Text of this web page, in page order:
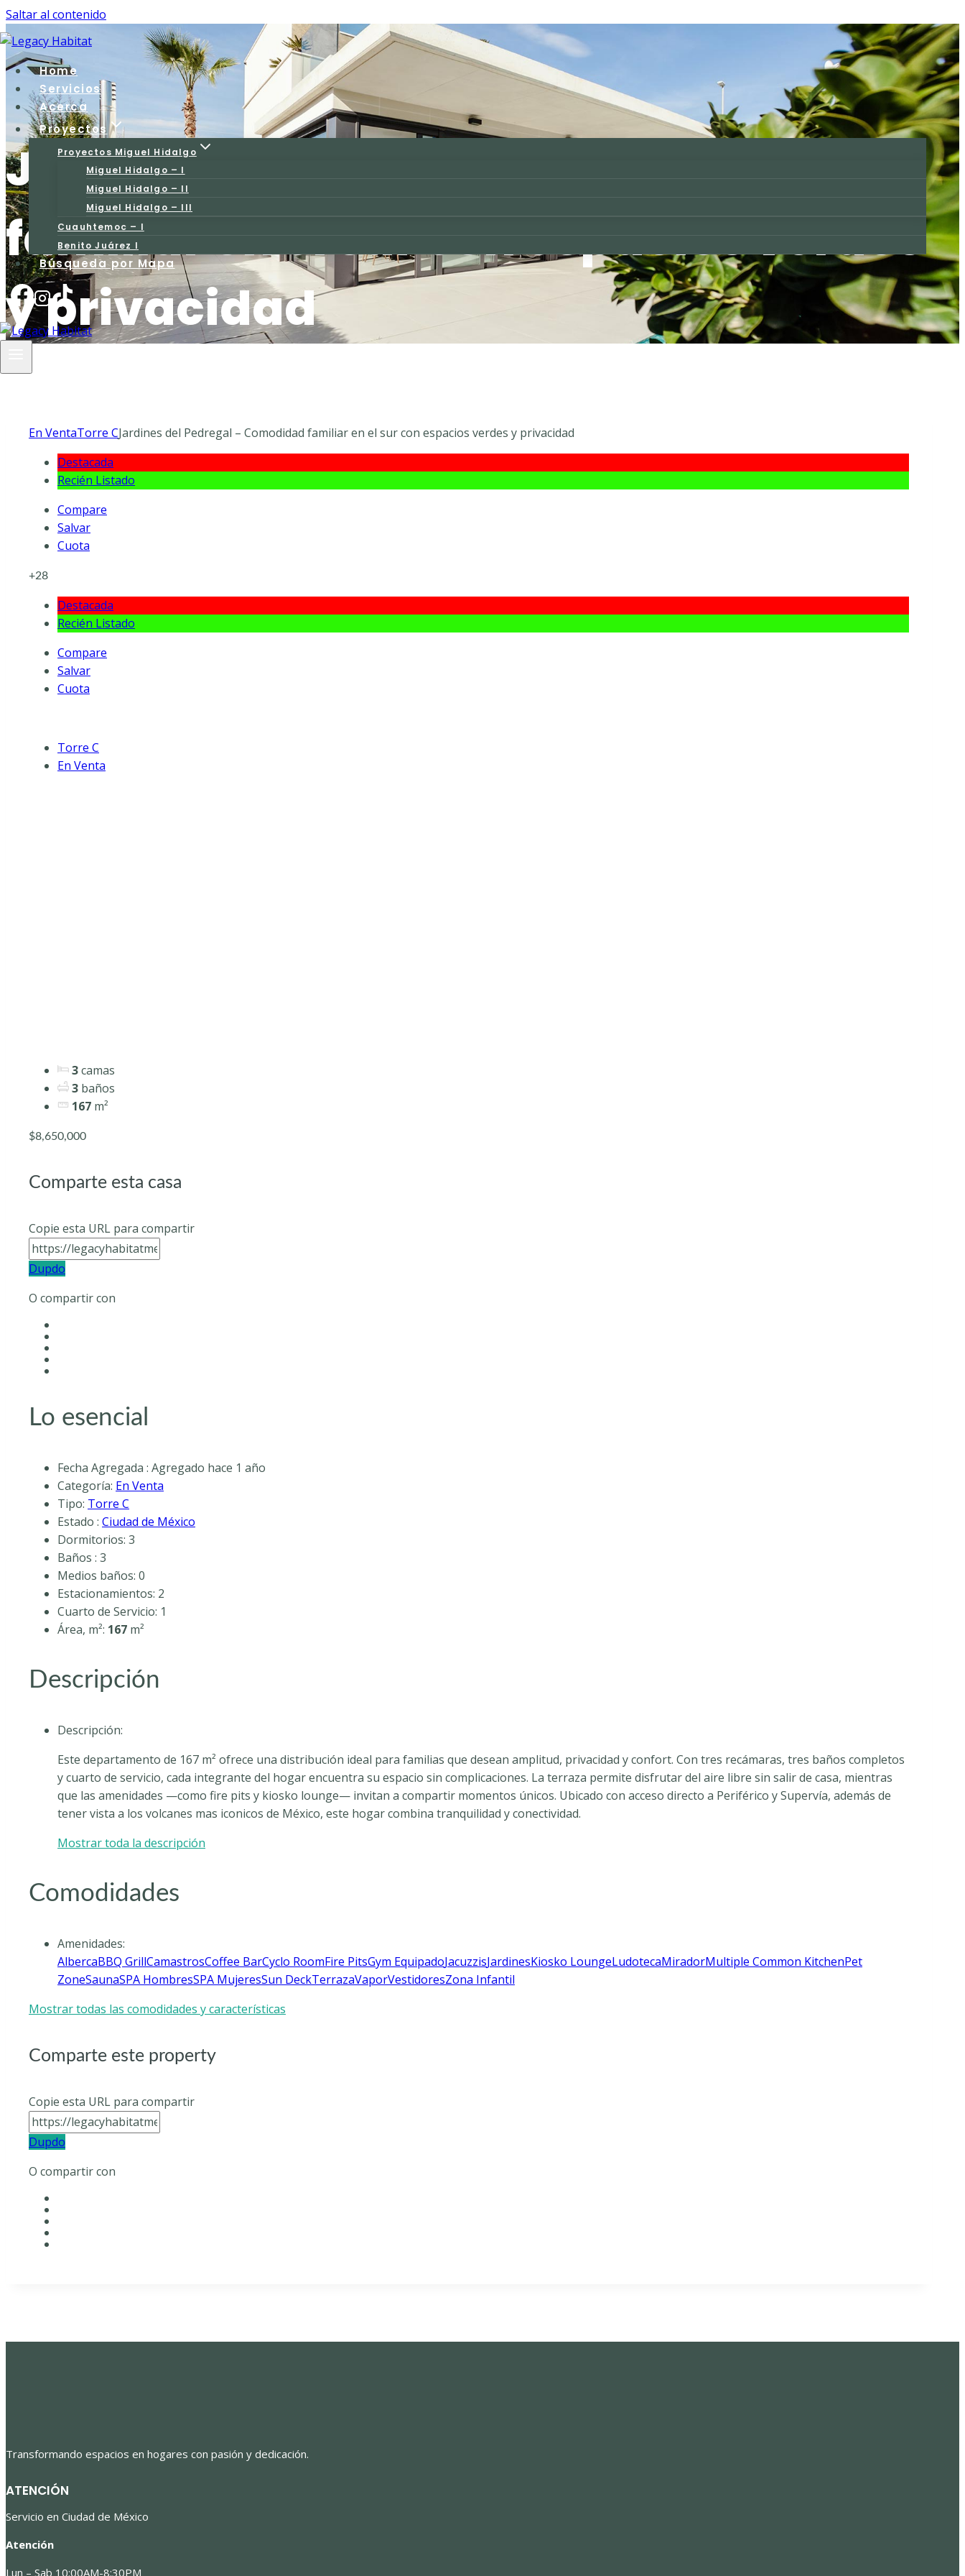
Saltar al contenido
Home
Servicios
Acerca
Proyectos
Proyectos Miguel Hidalgo
Miguel Hidalgo – I
Miguel Hidalgo – II
Miguel Hidalgo – III
Cuauhtemoc – I
Benito Juárez I
Búsqueda por Mapa
Jardines del Pedregal – Comodidad
familiar en el sur con espacios verdes
y privacidad
En VentaTorre CJardines del Pedregal – Comodidad familiar en el sur con espacios verdes y privacidad
Destacada
Recién Listado
Compare
Salvar
Cuota
+28
Destacada
Recién Listado
Compare
Salvar
Cuota
Torre C
En Venta
3camas
3 baños
167 m²
$8,650,000
Comparte esta casa
Copie esta URL para compartir
Dupdo
O compartir con
Lo esencial
Fecha Agregada : Agregado hace 1 año
Categoría: En Venta
Tipo: Torre C
Estado : Ciudad de México
Dormitorios: 3
Baños : 3
Medios baños: 0
Estacionamientos: 2
Cuarto de Servicio: 1
Área, m²: 167 m²
Descripción
Descripción:
Este departamento de 167 m² ofrece una distribución ideal para familias que desean amplitud, privacidad y confort. Con tres recámaras, tres baños completos
y cuarto de servicio, cada integrante del hogar encuentra su espacio sin complicaciones. La terraza permite disfrutar del aire libre sin salir de casa, mientras
que las amenidades —como fire pits y kiosko lounge— invitan a compartir momentos únicos. Ubicado con acceso directo a Periférico y Supervía, además de
tener vista a los volcanes mas iconicos de México, este hogar combina tranquilidad y conectividad.
Mostrar toda la descripción
Comodidades
Amenidades:
AlbercaBBQ GrillCamastrosCoffee BarCyclo RoomFire PitsGym EquipadoJacuzzisJardinesKiosko LoungeLudotecaMiradorMultiple Common KitchenPet
ZoneSaunaSPA HombresSPA MujeresSun DeckTerrazaVaporVestidoresZona Infantil
Mostrar todas las comodidades y características
Comparte este property
Copie esta URL para compartir
Dupdo
O compartir con
Transformando espacios en hogares con pasión y dedicación.
ATENCIÓN
Servicio en Ciudad de México
Atención
Lun – Sab 10:00AM-8:30PM